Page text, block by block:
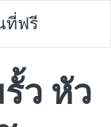
ที่ฟรี
ว หัว